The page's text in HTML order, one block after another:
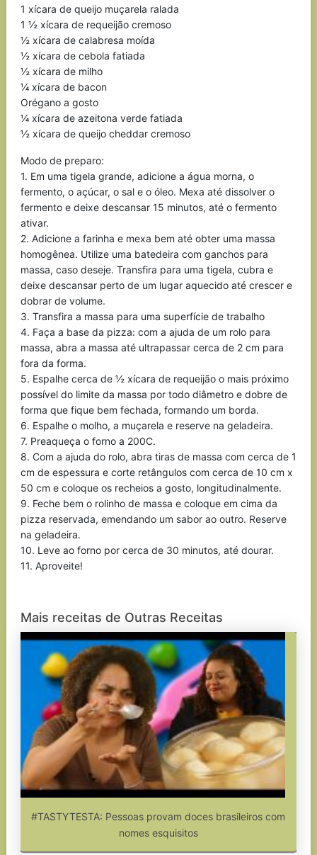
1 xícara de queijo muçarela ralada
1 ½ xícara de requeijão cremoso
½ xícara de calabresa moída
½ xícara de cebola fatiada
½ xícara de milho
¼ xícara de bacon
Orégano a gosto
¼ xícara de azeitona verde fatiada
½ xícara de queijo cheddar cremoso
Modo de preparo:
1. Em uma tigela grande, adicione a água morna, o
fermento, o açúcar, o sal e o óleo. Mexa até dissolver o
fermento e deixe descansar 15 minutos, até o fermento
ativar.
2. Adicione a farinha e mexa bem até obter uma massa
homogênea. Utilize uma batedeira com ganchos para
massa, caso deseje. Transfira para uma tigela, cubra e
deixe descansar perto de um lugar aquecido até crescer e
dobrar de volume.
3. Transfira a massa para uma superfície de trabalho
4. Faça a base da pizza: com a ajuda de um rolo para
massa, abra a massa até ultrapassar cerca de 2 cm para
fora da forma.
5. Espalhe cerca de ½ xícara de requeijão o mais próximo
possível do limite da massa por todo diâmetro e dobre de
forma que fique bem fechada, formando um borda.
6. Espalhe o molho, a muçarela e reserve na geladeira.
7. Preaqueça o forno a 200C.
8. Com a ajuda do rolo, abra tiras de massa com cerca de 1
cm de espessura e corte retângulos com cerca de 10 cm x
50 cm e coloque os recheios a gosto, longitudinalmente.
9. Feche bem o rolinho de massa e coloque em cima da
pizza reservada, emendando um sabor ao outro. Reserve
na geladeira.
10. Leve ao forno por cerca de 30 minutos, até dourar.
11. Aproveite!
Mais receitas de Outras Receitas
#TASTYTESTA: Pessoas provam doces brasileiros com
nomes esquisitos